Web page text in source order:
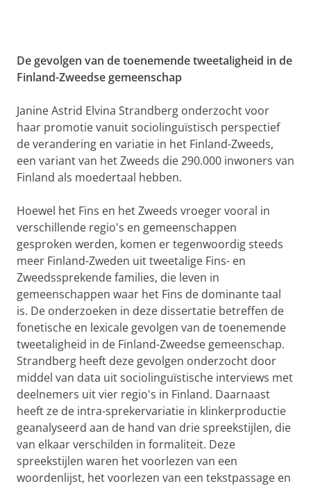
De gevolgen van de toenemende tweetaligheid in de
Finland-Zweedse gemeenschap
Janine Astrid Elvina Strandberg onderzocht voor
haar promotie vanuit sociolinguïstisch perspectief
de verandering en variatie in het Finland-Zweeds,
een variant van het Zweeds die 290.000 inwoners van
Finland als moedertaal hebben.
Hoewel het Fins en het Zweeds vroeger vooral in
verschillende regio's en gemeenschappen
gesproken werden, komen er tegenwoordig steeds
meer Finland-Zweden uit tweetalige Fins- en
Zweedssprekende families, die leven in
gemeenschappen waar het Fins de dominante taal
is. De onderzoeken in deze dissertatie betreffen de
fonetische en lexicale gevolgen van de toenemende
tweetaligheid in de Finland-Zweedse gemeenschap.
Strandberg heeft deze gevolgen onderzocht door
middel van data uit sociolinguïstische interviews met
deelnemers uit vier regio's in Finland. Daarnaast
heeft ze de intra-sprekervariatie in klinkerproductie
geanalyseerd aan de hand van drie spreekstijlen, die
van elkaar verschilden in formaliteit. Deze
spreekstijlen waren het voorlezen van een
woordenlijst, het voorlezen van een tekstpassage en